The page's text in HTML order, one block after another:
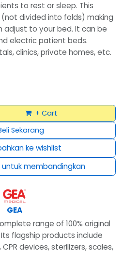
to rest or sleep. This
divided into folds) making
adjust to your bed. It can be
electric patient beds.
clinics, private homes, etc.
+ Cart
Sekarang
membandingkan
ke wishlist
GEA
range of 100% original
flagship products include
devices, sterilizers, scales,